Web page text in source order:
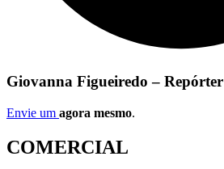
Giovanna Figueiredo – Repórter
Envie um agora mesmo.
COMERCIAL